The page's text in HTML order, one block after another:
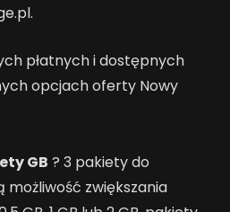
płatnych i dostępnych
opcjach oferty Nowy
GB ? 3 pakiety do
zwiększania